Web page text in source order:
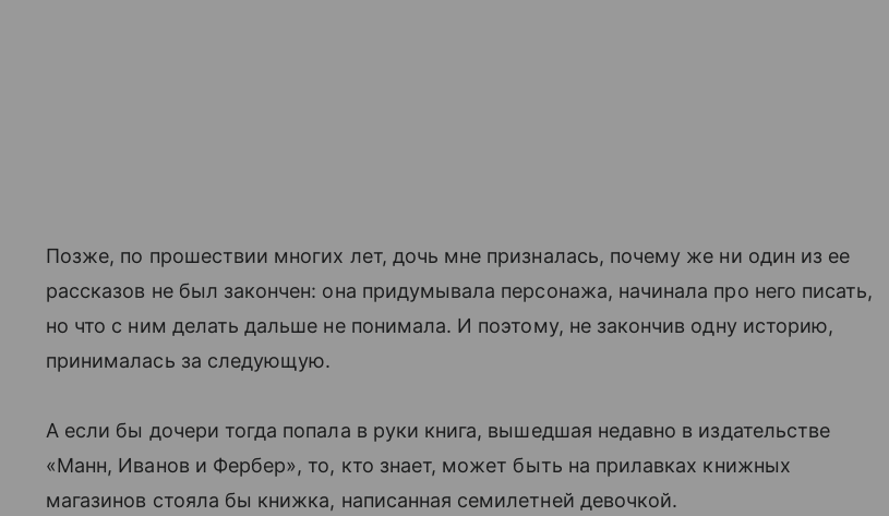
Позже, по прошествии многих лет, дочь мне призналась, почему же ни один из ее
рассказов не был закончен: она придумывала персонажа, начинала про него писать,
но что с ним делать дальше не понимала. И поэтому, не закончив одну историю,
принималась за следующую.
А если бы дочери тогда попала в руки книга, вышедшая недавно в издательстве
«Манн, Иванов и Фербер», то, кто знает, может быть на прилавках книжных
магазинов стояла бы книжка, написанная семилетней девочкой.